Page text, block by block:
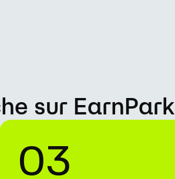
sur EarnPark
03